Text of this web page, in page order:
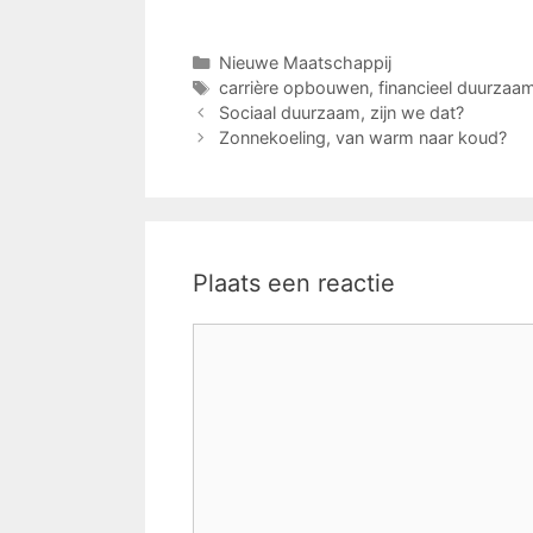
Categorieën
Nieuwe Maatschappij
Tags
carrière opbouwen, financieel
Sociaal duurzaam, zijn we dat?
Zonnekoeling, van warm naar koud?
Plaats een reactie